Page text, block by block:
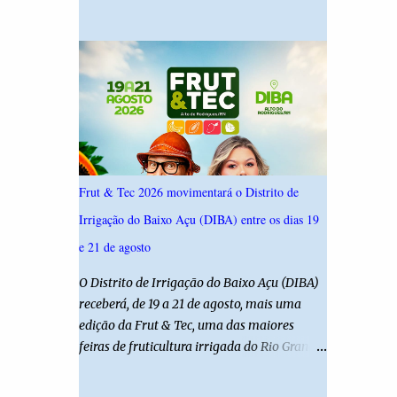
nota, a Polícia Militar manifestou
solidariedade à vítima e aos familiares e
destacou q...
somaram 6,4% e outros 43,8% não
souberam responder. A pesquisa IPSsensus
ouviu 1.500 eleitores em todas as regiões do
Rio Grande do Norte entre os dias 18 e 22 de
junho de 2026. O levantamento possui
margem de erro de 2,5 pontos percentuais e
nível de confiança de 95%. Registro no TSE:
RN-09520/2026
Frut & Tec 2026 movimentará o Distrito de
Irrigação do Baixo Açu (DIBA) entre os dias 19
e 21 de agosto
O Distrito de Irrigação do Baixo Açu (DIBA)
receberá, de 19 a 21 de agosto, mais uma
edição da Frut & Tec, uma das maiores
feiras de fruticultura irrigada do Rio Grande